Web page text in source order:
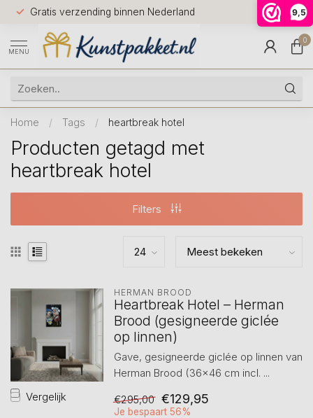
9,5
Gratis verzending binnen Nederland
Voor
huis
9.5
MENU
0
Home / Tags / heartbreak hotel
Producten getagd met
heartbreak hotel
Filters
Vergelijk
HERMAN BROOD
Heartbreak Hotel – Herman
Brood (gesigneerde giclée
op linnen)
Gave, gesigneerde giclée op linnen van
Herman Brood (36×46 cm incl. ...
€295,00 €129,95
Je bespaart 56%